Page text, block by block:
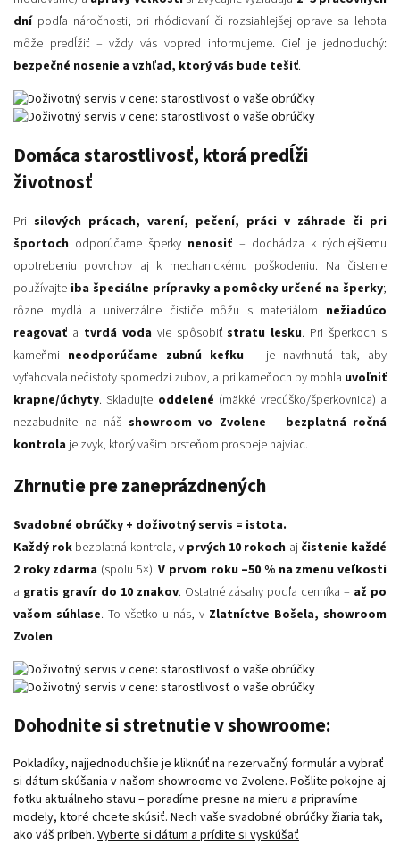
dnípodľa náročnosti; pri rhódiovaní či rozsiahlejšej oprave sa lehota
môže predĺžiť – vždy vás vopred informujeme. Cieľ je jednoduchý:
bezpečné nosenie a vzhľad, ktorý vás bude tešiť.
Domáca starostlivosť, ktorá predĺži
životnosť
Pri silových prácach, varení, pečení, práci v záhrade či pri
športoch odporúčame šperky nenosiť – dochádza k rýchlejšiemu
opotrebeniu povrchov aj k mechanickému poškodeniu. Na čistenie
používajte iba špeciálne prípravky a pomôcky určené na šperky;
rôzne mydlá a univerzálne čističe môžu s materiálom nežiadúco
reagovať a tvrdá voda vie spôsobiťstratu lesku. Pri šperkoch s
kameňmi neodporúčame zubnú kefku – je navrhnutá tak, aby
vyťahovala nečistoty spomedzi zubov, a pri kameňoch by mohla uvoľniť
krapne/úchyty. Skladujte oddelené (mäkké vrecúško/šperkovnica) a
nezabudnite na náš showroom vo Zvolene – bezplatná ročná
kontrola je zvyk, ktorý vašim prsteňom prospeje najviac.
Zhrnutie pre zaneprázdnených
Svadobné obrúčky + doživotný servis = istota.
Každý rok bezplatná kontrola, v prvých 10 rokoch aj čistenie každé
2 roky zdarma (spolu 5×).V prvom roku –50 % na zmenu veľkosti
a gratis gravír do 10 znakov. Ostatné zásahy podľa cenníka – až po
vašom súhlase. To všetko u nás, v Zlatníctve Bošela, showroom
Zvolen.
Dohodnite si stretnutie v showroome:
Pokladíky, najjednoduchšie je kliknúť na rezervačný formulár a vybrať
si dátum skúšania v našom showroome vo Zvolene. Pošlite pokojne aj
fotku aktuálneho stavu – poradíme presne na mieru a pripravíme
modely, ktoré chcete skúsiť. Nech vaše svadobné obrúčky žiaria tak,
ako váš príbeh. Vyberte si dátum a prídite si vyskúšať